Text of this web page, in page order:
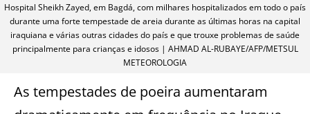
Hospital Sheikh Zayed, em Bagdá, com milhares hospitalizados em todo o país
durante uma forte tempestade de areia durante as últimas horas na capital
iraquiana e várias outras cidades do país e que trouxe problemas de saúde
principalmente para crianças e idosos | AHMAD AL-RUBAYE/AFP/METSUL
METEOROLOGIA
As tempestades de poeira aumentaram